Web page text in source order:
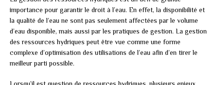
importance pour garantir le droit à l’eau. En effet, la disponibilité et
la qualité de l’eau ne sont pas seulement affectées par le volume
d’eau disponible, mais aussi par les pratiques de gestion. La gestion
des ressources hydriques peut être vue comme une forme
complexe d’optimisation des utilisations de l’eau afin d’en tirer le
meilleur parti possible.